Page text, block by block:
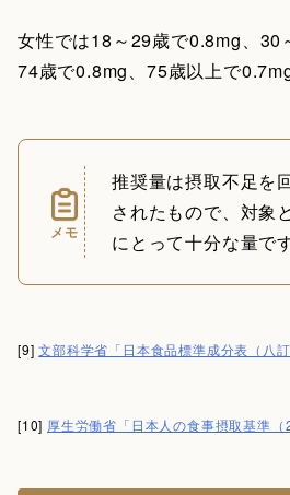
女性では18～29歳で0.8mg、30
74歳で0.8mg、75歳以上で
メモ
推奨量は摂取不足を
されたもので、対象
にとって十分な量です
[9]文部科学省「日本食品標準成分表（八
[10] 厚生労働省「日本人の食事摂取基準（